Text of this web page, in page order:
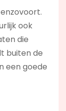
ook
die
buiten de
een goede